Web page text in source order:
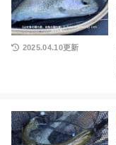
2025.04.10更新